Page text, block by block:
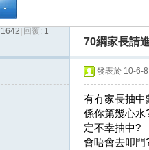
›
1642 回覆: 1
70綱家長請
發表於 10-6-
有冇家長抽中
係你第幾心水
定不幸抽中?
會唔會去叩門